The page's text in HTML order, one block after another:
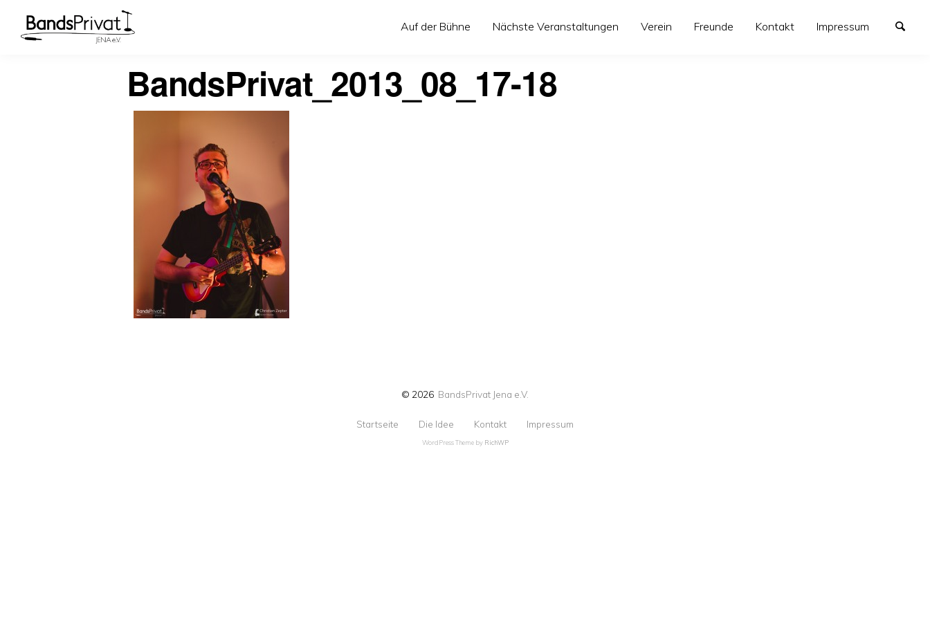
Auf der Bühne Nächste Veranstaltungen Verein Freunde Kontakt Impressum
BandsPrivat_2013_08_17-18
© 2026 BandsPrivat Jena e.V.
Startseite Die Idee Kontakt Impressum
WordPress Theme by RichWP